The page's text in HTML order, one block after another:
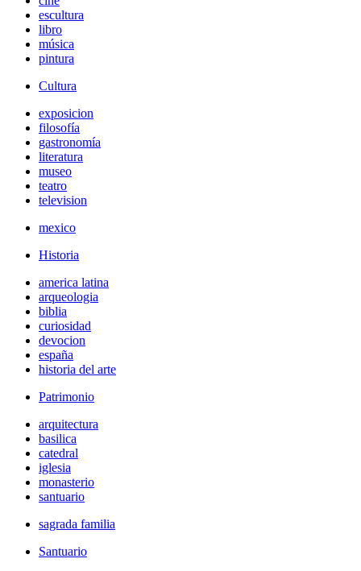
escultura
libro
música
pintura
Cultura
exposicion
filosofía
gastronomía
literatura
museo
teatro
television
mexico
Historia
america latina
arqueologia
biblia
curiosidad
devocion
españa
historia del arte
Patrimonio
arquitectura
basilica
catedral
iglesia
monasterio
santuario
sagrada familia
Santuario